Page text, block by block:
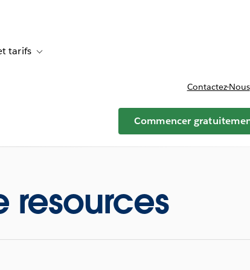
for Ressources
tarifs Toggle sub-navigation for Forfaits et tarifs
Contactez-Nous
Commencer
resources